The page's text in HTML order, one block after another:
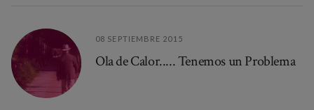
08 SEPTIEMBRE 2015
Ola de Calor..... Tenemos un Problema